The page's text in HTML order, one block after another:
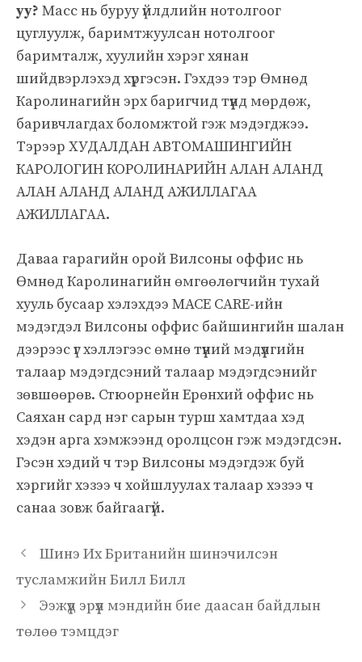
уу? Масс нь буруу үйлдлийн нотолгоог
цуглуулж, баримтжуулсан нотолгоог
баримталж, хуулийн хэрэг хянан
шийдвэрлэхэд хүргэсэн. Гэхдээ тэр Өмнөд
Каролинагийн эрх баригчид түүнд мөрдөж,
баривчлагдах боломжтой гэж мэдэгджээ.
Тэрээр ХУДАЛДАН АВТОМАШИНГИЙН
КАРОЛОГИН КОРОЛИНАРИЙН АЛАН АЛАНД
АЛАН АЛАНД АЛАНД АЖИЛЛАГАА
АЖИЛЛАГАА.
Даваа гарагийн орой Вилсоны оффис нь
Өмнөд Каролинагийн өмгөөлөгчийн тухай
хууль бусаар хэлэхдээ MACE CARE-ийн
мэдэгдэл Вилсоны оффис байшингийн шалан
дээрээс үг хэллэгээс өмнө түүний мэдүүлгийн
талаар мэдэгдсэний талаар мэдэгдсэнийг
зөвшөөрөв. Стюорнейн Ерөнхий оффис нь
Саяхан сард нэг сарын турш хамтдаа хэд
хэдэн арга хэмжээнд оролцсон гэж мэдэгдсэн.
Гэсэн хэдий ч тэр Вилсоны мэдэгдэж буй
хэргийг хэзээ ч хойшлуулах талаар хэзээ ч
санаа зовж байгаагүй.
Шинэ Их Британийн шинэчилсэн
тусламжийн Билл Билл
Ээжүүд эрүүл мэндийн бие даасан байдлын
төлөө тэмцдэг